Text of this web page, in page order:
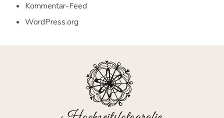
Kommentar-Feed
WordPress.org